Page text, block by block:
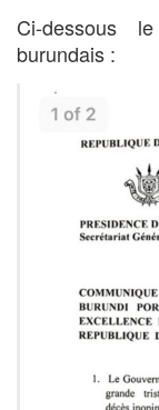
Ci-dessous
burundais :